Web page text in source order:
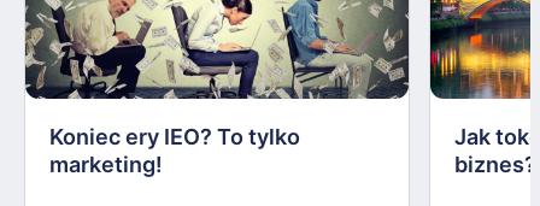
Koniec ery IEO? To tylko
marketing!
Jak
biznes?